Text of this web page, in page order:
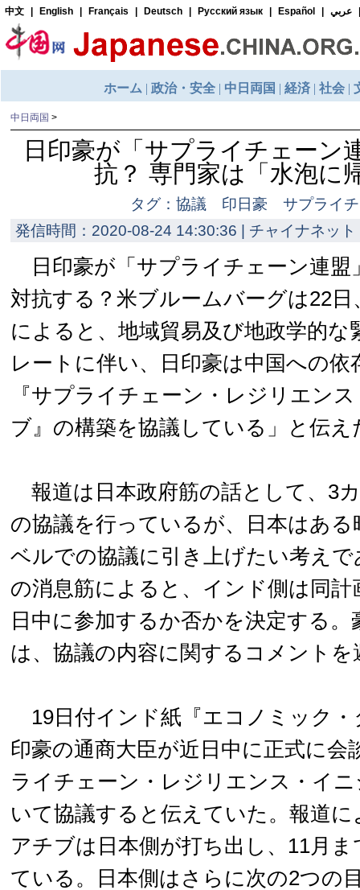
中日両国 >
日印豪が「サプライチェーン
抗？ 専門家は「水泡に
タグ：協議 印日豪 サプライチ
発信時間：2020-08-24 14:30:36 | チャイナネッ
日印豪が「サプライチェーン連盟
対抗する？米ブルームバーグは22日
によると、地域貿易及び地政学的な
レートに伴い、日印豪は中国への
『サプライチェーン・レジリエン
ブ』の構築を協議している」と伝え
報道は日本政府筋の話として、3
の協議を行っているが、日本はあ
ベルでの協議に引き上げたい考え
の消息筋によると、インド側は同計
日中に参加するか否かを決定する。
は、協議の内容に関するコメントを
19日付インド紙『エコノミック・
印豪の通商大臣が近日中に正式に会
ライチェーン・レジリエンス・イ
いて協議すると伝えていた。報道
アチブは日本側が打ち出し、11月
ている。日本側はさらに次の2つの